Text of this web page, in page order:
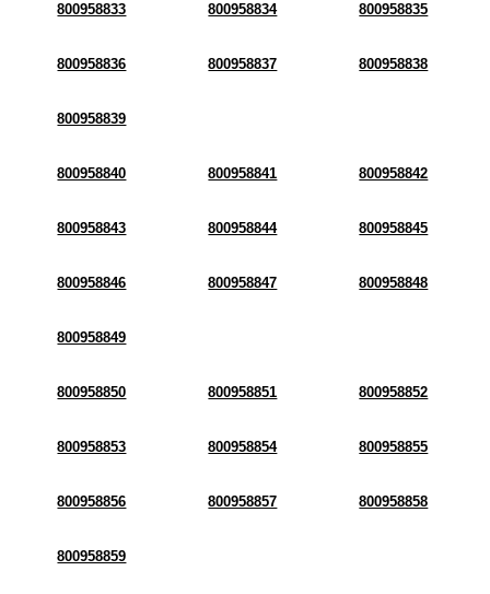
800958833 800958834 800958835
800958836 800958837 800958838
800958839
800958840 800958841 800958842
800958843 800958844 800958845
800958846 800958847 800958848
800958849
800958850 800958851 800958852
800958853 800958854 800958855
800958856 800958857 800958858
800958859